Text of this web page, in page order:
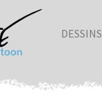
DESSINS